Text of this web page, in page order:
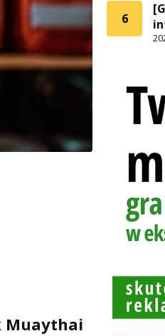
Muaythai
6